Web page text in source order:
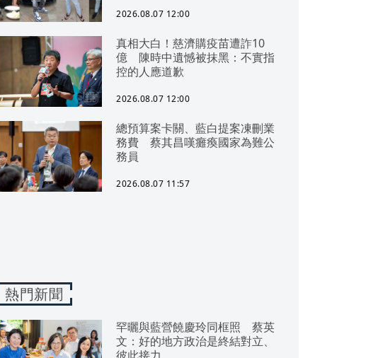
2026.08.07 12:00
真相大白！慈濟購疫苗遭詐10
億 陳時中遺憾被抹黑：不實指
控的人應道歉
2026.08.07 12:00
總預算案卡關、藍白提案凍刪業
務費 蔡其昌嘆癱瘓國家為難公
務員
2026.08.07 11:57
熱門新聞
罕曬與藍營饒慶玲同框照 蔡英
文：好的地方政治是終結對立、